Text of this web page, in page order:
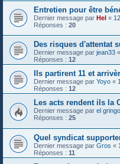
Entretien pour être
Dernier message par Hel «
Réponses : 20
Des risques d'attentat
Dernier message par jean33 «
Réponses : 12
Ils partirent 11 et
Dernier message par Yoyo «
Réponses : 12
Les acts rendent ils la
Dernier message par el gringo
Réponses : 25
Quel syndicat
Dernier message par Gros «
Réponses : 11